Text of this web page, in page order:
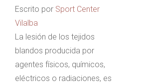
Escrito por Sport Center
Vilalba
La lesión de los tejidos
blandos producida por
agentes físicos, químicos,
eléctricos o radiaciones, es